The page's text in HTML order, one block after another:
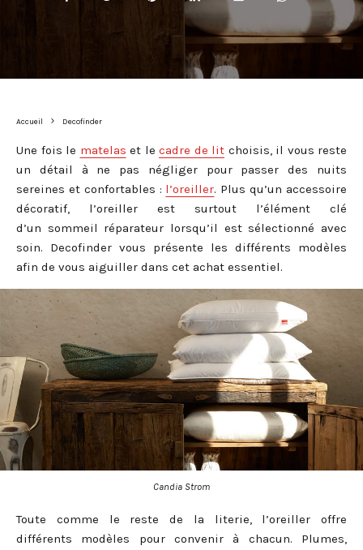
Accueil Decofinder
Une fois le matelas et le cadre de lit choisis, il vous reste
un détail à ne pas négliger pour passer des nuits
sereines et confortables : l’oreiller. Plus qu’un accessoire
décoratif, l’oreiller est surtout l’élément clé
d’un sommeil réparateur lorsqu’il est sélectionné avec
soin. Decofinder vous présente les différents modèles
afin de vous aiguiller dans cet achat essentiel.
Candia Strom
Toute comme le reste de la literie, l’oreiller offre
différents modèles pour convenir à chacun. Plumes,